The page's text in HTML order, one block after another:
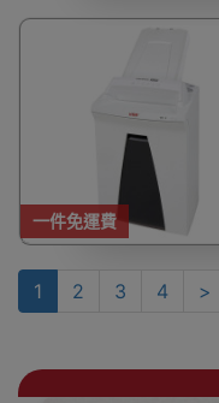
一件免運費
1 2 3 4 >